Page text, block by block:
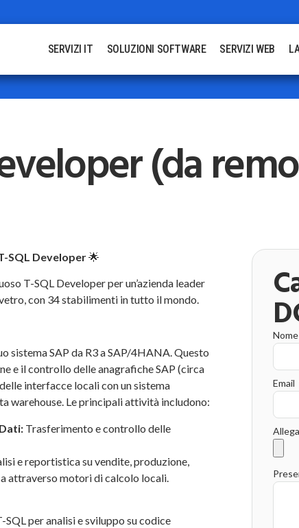
SERVIZI IT SOLUZIONI SOFTWARE SERVIZI WEB
(da
SQL Developer🌟
T-SQL Developer per un’azienda leader
con 34 stabilimenti in tutto il mondo.
sistema SAP da R3 a SAP/4HANA. Questo
e il controllo delle anagrafiche SAP (circa
interfacce locali con un sistema
warehouse. Le principali attività includono:
Trasferimento e controllo delle
e reportistica su vendite, produzione,
attraverso motori di calcolo locali.
per analisi e sviluppo su codice
Nome
Email